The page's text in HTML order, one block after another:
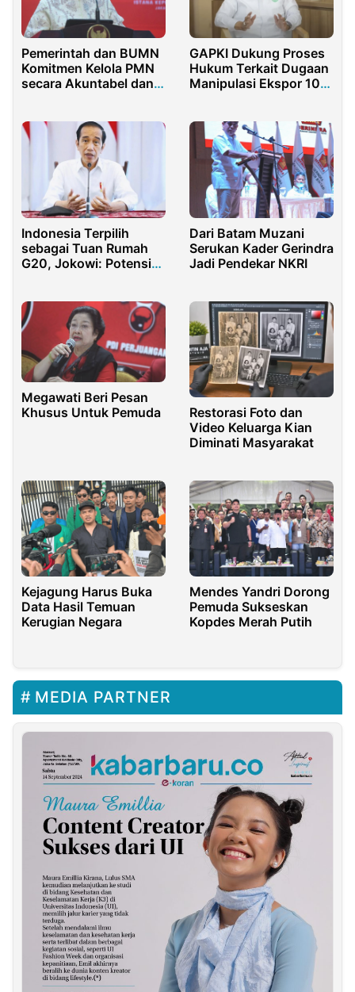
Pemerintah dan BUMN
Komitmen Kelola PMN
secara Akuntabel dan
GAPKI Dukung Proses
Hukum Terkait Dugaan
Manipulasi Ekspor 10
Indonesia Terpilih
sebagai Tuan Rumah
G20, Jokowi: Potensi
Dari Batam Muzani
Serukan Kader Gerindra
Jadi Pendekar NKRI
Megawati Beri Pesan
Khusus Untuk Pemuda
Restorasi Foto dan
Video Keluarga Kian
Diminati Masyarakat
Kejagung Harus Buka
Data Hasil Temuan
Kerugian Negara
Mendes Yandri Dorong
Pemuda Sukseskan
Kopdes Merah Putih
MEDIA PARTNER